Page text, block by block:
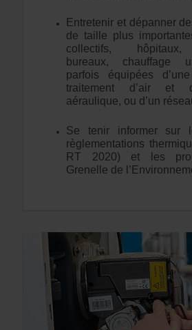
Entretenir et dépanner
de taille plus
collectifs, hôpitaux,
bureaux, chauffage
parfois équipées
traitement d’air et
aéraulique, ou d’un
Se tenir informer sur
règlementations
RT 2020) et les
Grenelle de